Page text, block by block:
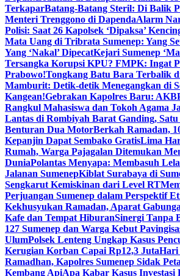
TerkaparBatang-Batang Steril: Di Balik
Menteri Trenggono di DapendaAlarm
Polisi: Saat 26 Kapolsek ‘Dipaksa’
Mata Uang di Tribrata Sumenep: Yang
Yang ‘Nakal’ DipecatKejari Sumenep
Tersangka Korupsi KPU? FMPK: Ingat
Prabowo!Tongkang Batu Bara Terbalik
Mamburit: Detik-detik Menegangkan di
Kangean!Gebrakan Kapolres Baru:
Rangkul Mahasiswa dan Tokoh Agama
Lantas di Rombiyah Barat Ganding,
Benturan Dua MotorBerkah Ramadan,
Kepanjin Dapat Sembako GratisLima
Rumah, Warga Pajagalan Ditemukan
DuniaPolantas Menyapa: Membasuh
Jalanan SumenepKiblat Surabaya di
Sengkarut Kemiskinan dari Level RT
Perjuangan Sumenep dalam Perspektif
Kekhusyukan Ramadan, Aparat
Kafe dan Tempat HiburanSinergi Tanpa
127 Sumenep dan Warga Kebut
UlumPolsek Lenteng Ungkap Kasus
Kerugian Korban Capai Rp12,3 JutaHari
Ramadhan, Kapolres Sumenep Sidak
Kembang ApiApa Kabar Kasus Investasi